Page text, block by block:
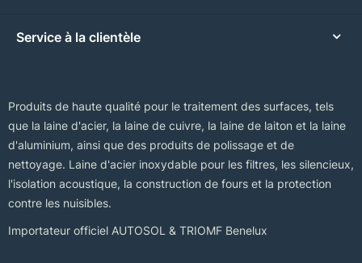
Service à la clientèle
Produits de haute qualité pour le traitement des surfaces, tels
que la laine d'acier, la laine de cuivre, la laine de laiton et la laine
d'aluminium, ainsi que des produits de polissage et de
nettoyage. Laine d'acier inoxydable pour les filtres, les silencieux,
l'isolation acoustique, la construction de fours et la protection
contre les nuisibles.
Importateur officiel AUTOSOL & TRIOMF Benelux